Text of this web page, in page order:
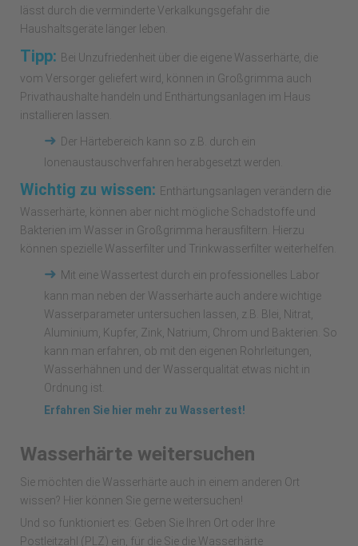
lässt durch die verminderte Verkalkungsgefahr die
Haushaltsgeräte länger leben.
Tipp: Bei Unzufriedenheit über die eigene Wasserhärte, die
vom Versorger geliefert wird, können in Großgrimma auch
Privathaushalte handeln und Enthärtungsanlagen im Haus
installieren lassen.
➜ Der Härtebereich kann so z.B. durch ein
Ionenaustauschverfahren herabgesetzt werden.
Wichtig zu wissen: Enthärtungsanlagen verändern die
Wasserhärte, können aber nicht mögliche Schadstoffe und
Bakterien im Wasser in Großgrimma herausfiltern. Hierzu
können spezielle Wasserfilter und Trinkwasserfilter weiterhelfen.
➜ Mit eine Wassertest durch ein professionelles Labor
kann man neben der Wasserhärte auch andere wichtige
Wasserparameter untersuchen lassen, z.B. Blei, Nitrat,
Aluminium, Kupfer, Zink, Natrium, Chrom und Bakterien. So
kann man erfahren, ob mit den eigenen Rohrleitungen,
Wasserhähnen und der Wasserqualität etwas nicht in
Ordnung ist.
Erfahren Sie hier mehr zu Wassertest!
Wasserhärte weitersuchen
Sie möchten die Wasserhärte auch in einem anderen Ort
wissen? Hier können Sie gerne weitersuchen!
Und so funktioniert es: Geben Sie Ihren Ort oder Ihre
Postleitzahl (PLZ) ein, für die Sie die Wasserhärte